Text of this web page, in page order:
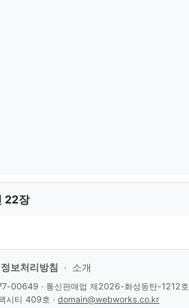
22장
보처리방침 · 소개
00649 · 통신판매업 제2026-화성동탄-1212호
시티 409호 · domain@webworks.co.kr